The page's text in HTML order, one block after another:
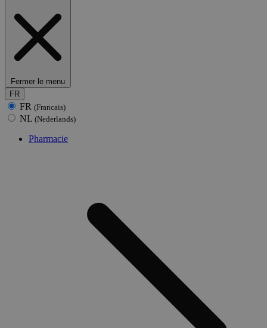
Fermer le menu
FR
FR (Francais)
NL (Nederlands)
Pharmacie